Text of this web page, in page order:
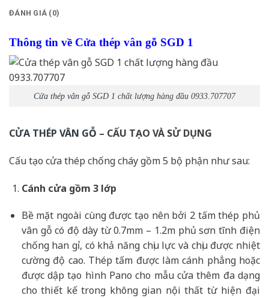
ĐÁNH GIÁ (0)
Thông tin về Cửa thép vân gỗ SGD 1
Cửa thép vân gỗ SGD 1 chất lượng hàng đầu 0933.707707
CỬA THÉP VÂN GỖ – CẤU TẠO VÀ SỬ DỤNG
Cấu tạo cửa thép chống cháy gồm 5 bộ phận như sau:
Cánh cửa gồm 3 lớp
Bề mặt ngoài cùng được tạo nên bởi 2 tấm thép phủ
vân gỗ có độ dày từ 0.7mm – 1.2m phủ sơn tĩnh điện
chống han gỉ, có khả năng chịu lực và chịu được nhiệt
cường độ cao. Thép tấm được làm cánh phẳng hoặc
được dập tạo hình Pano cho mẫu cửa thêm đa dạng
cho thiết kế trong không gian nội thất từ hiện đại